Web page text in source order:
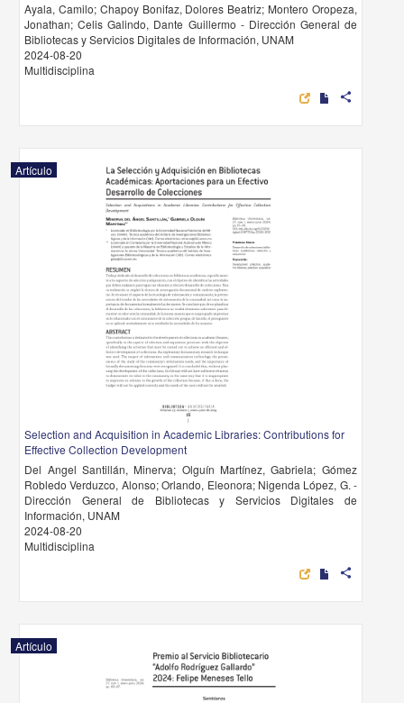
Ayala, Camilo; Chapoy Bonifaz, Dolores Beatriz; Montero Oropeza,
Jonathan; Celis Galindo, Dante Guillermo - Dirección General de
Bibliotecas y Servicios Digitales de Información, UNAM
2024-08-20
Multidisciplina
share
Artículo
Selection and Acquisition in Academic Libraries: Contributions for
Effective Collection Development
Del Angel Santillán, Minerva; Olguín Martínez, Gabriela; Gómez
Robledo Verduzco, Alonso; Orlando, Eleonora; Nigenda López, G. -
Dirección General de Bibliotecas y Servicios Digitales de
Información, UNAM
2024-08-20
Multidisciplina
share
Artículo